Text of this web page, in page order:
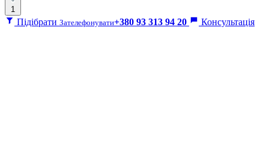
1
Підібрати Зателефонувати+380 93 313 94 20 Консультація